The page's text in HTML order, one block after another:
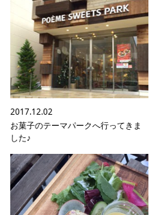
2017.12.02
お菓子のテーマパークへ行ってきま
した♪